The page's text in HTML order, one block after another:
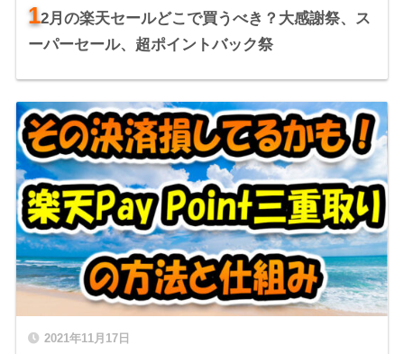
12月の楽天セールどこで買うべき？大感謝祭、ス
ーパーセール、超ポイントバック祭
2021年11月17日